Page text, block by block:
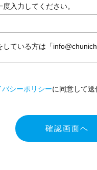
入力してください。
ている方は「
バシーポリシーに同意して送
確認画面へ